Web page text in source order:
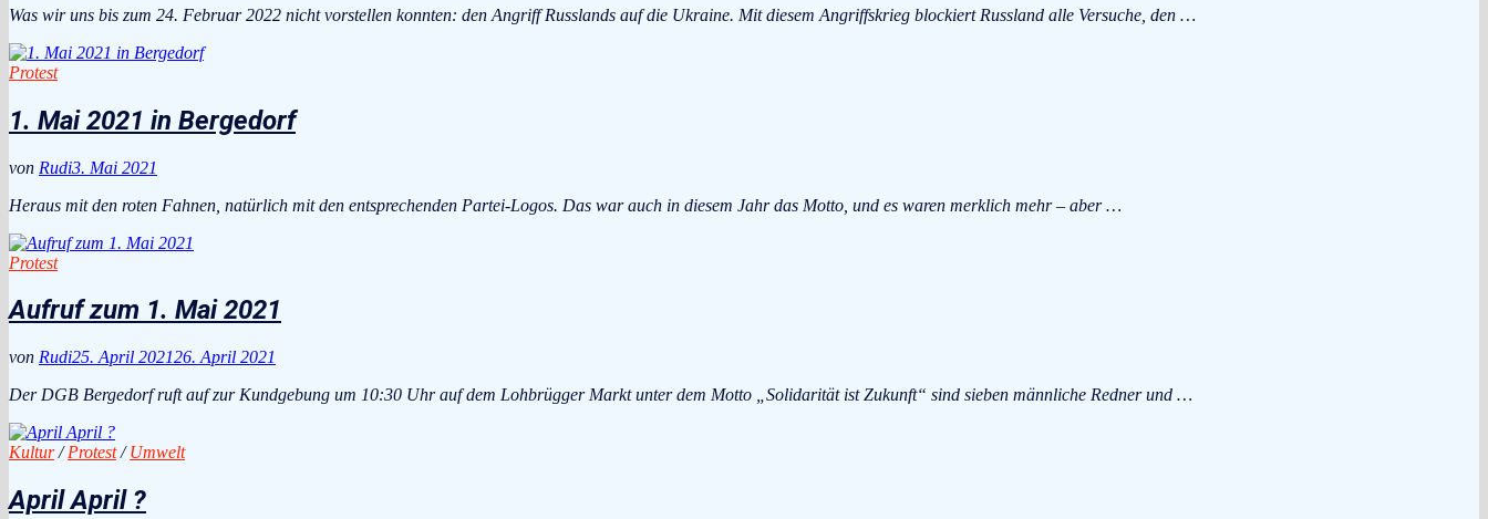
Was wir uns bis zum 24. Februar 2022 nicht vorstellen konnten: den Angriff Russlands auf die Ukraine. Mit diesem Angriffskrieg blockiert Russland alle Versuche, den …
Protest
1. Mai 2021 in Bergedorf
von Rudi3. Mai 2021
Heraus mit den roten Fahnen, natürlich mit den entsprechenden Partei-Logos. Das war auch in diesem Jahr das Motto, und es waren merklich mehr – aber …
Protest
Aufruf zum 1. Mai 2021
von Rudi25. April 202126. April 2021
Der DGB Bergedorf ruft auf zur Kundgebung um 10:30 Uhr auf dem Lohbrügger Markt unter dem Motto „Solidarität ist Zukunft“ sind sieben männliche Redner und …
Kultur/Protest/Umwelt
April April ?